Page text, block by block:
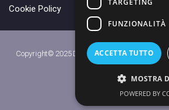
Cookie Policy
Copyright© 2025 DANY BASKET QUARRATA
Made with ♥ by
FUNZIONALITÀ
ACCETTA TUTTO
MOSTRA
POWERED BY